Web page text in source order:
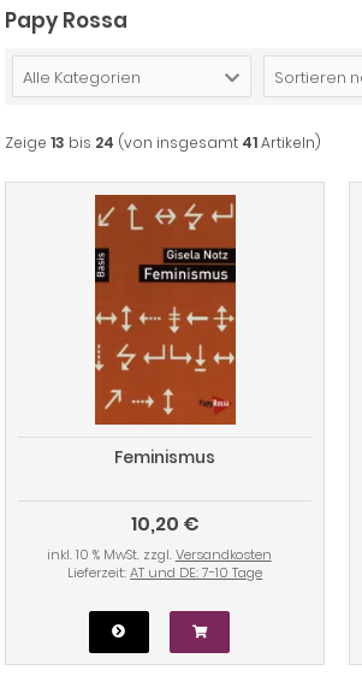
Papy Rossa
Alle Kategorien Sortieren
Zeige 13 bis 24 (von insgesamt 41Artikeln)
Feminismus
10,20 €
inkl. 10 % MwSt. zzgl.Versandkosten
Lieferzeit:AT und DE: 7-10 Tage